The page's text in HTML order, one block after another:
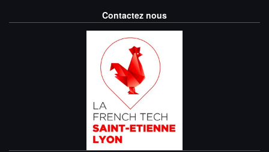
Contactez nous